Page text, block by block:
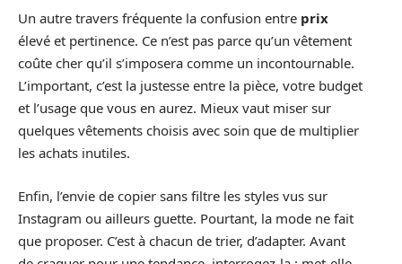
Un autre travers fréquente la confusion entre prix
élevé et pertinence. Ce n’est pas parce qu’un vêtement
coûte cher qu’il s’imposera comme un incontournable.
L’important, c’est la justesse entre la pièce, votre budget
et l’usage que vous en aurez. Mieux vaut miser sur
quelques vêtements choisis avec soin que de multiplier
les achats inutiles.
Enfin, l’envie de copier sans filtre les styles vus sur
Instagram ou ailleurs guette. Pourtant, la mode ne fait
que proposer. C’est à chacun de trier, d’adapter. Avant